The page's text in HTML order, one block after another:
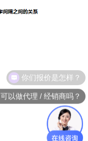
你们报价是怎样？
可以做代理 / 经销商吗？